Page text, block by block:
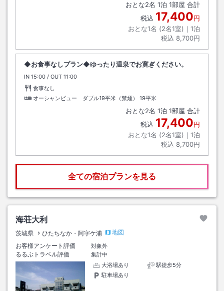
おとな2名 1泊 1部屋 合計
税込 17,400円
おとな1名 (2名1室)｜ 1泊
税込 8,700円
◆お食事なしプラン◆ゆったり温泉でお寛ぎください。
IN チェックイン
15:00 / OUT チェックアウト
11:00
食事なし
オーシャンビュー ダブル19平米（禁煙）
19平米
おとな2名 1泊 1部屋 合計
税込 17,400円
おとな1名 (2名1室)｜ 1泊
税込 8,700円
全ての宿泊プランを見る
海荘大利
茨城県 ひたちなか・阿字ケ浦
地図
お客様アンケート評価
対象外
るるぶトラベル評価
集計中
大浴場あり
駅徒歩5分
駐車場あり